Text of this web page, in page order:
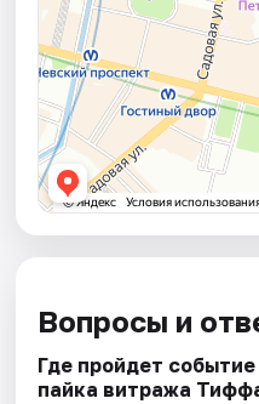
Вопросы и
Где пройдет
пайка витража